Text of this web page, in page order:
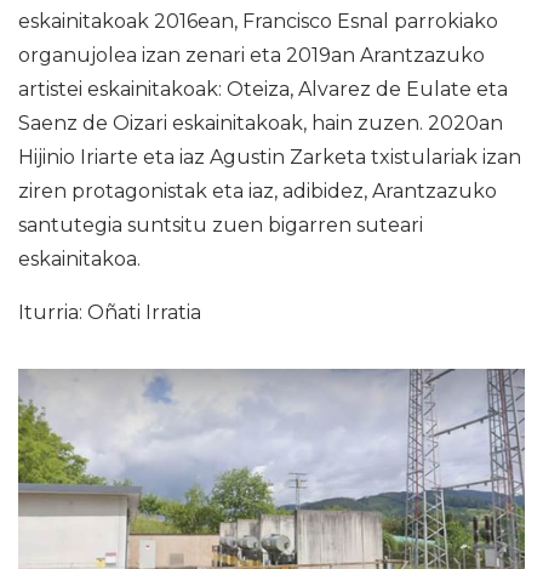
eskainitakoak 2016ean, Francisco Esnal parrokiako
organujolea izan zenari eta 2019an Arantzazuko
artistei eskainitakoak: Oteiza, Alvarez de Eulate eta
Saenz de Oizari eskainitakoak, hain zuzen. 2020an
Hijinio Iriarte eta iaz Agustin Zarketa txistulariak izan
ziren protagonistak eta iaz, adibidez, Arantzazuko
santutegia suntsitu zuen bigarren suteari
eskainitakoa.
Iturria: Oñati Irratia